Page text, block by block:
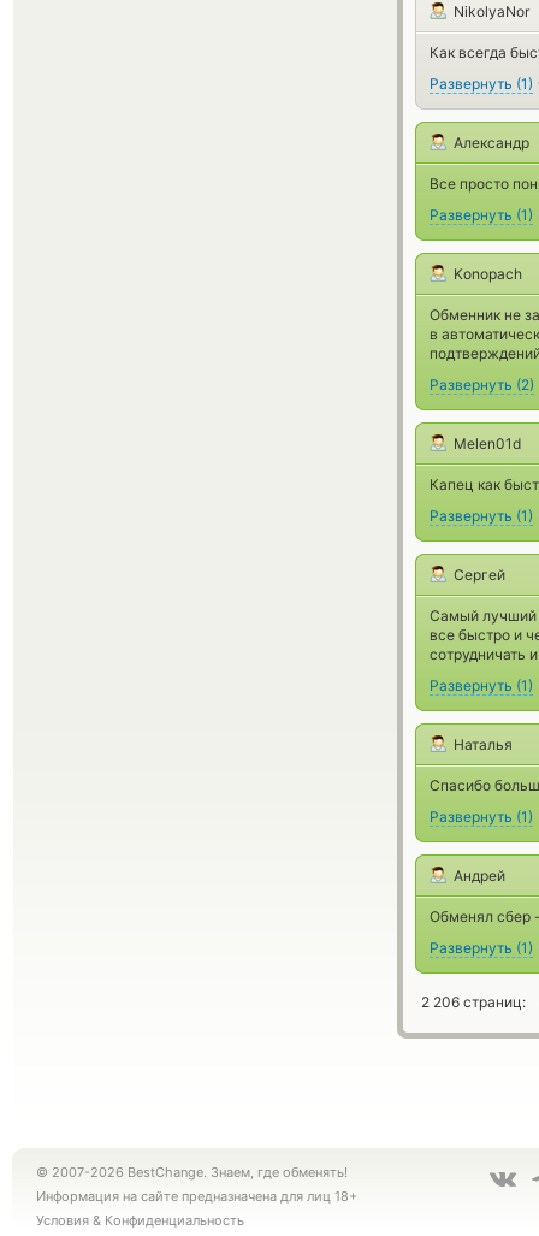
NikolyaNor
Как всегда
Развернуть (1)
Александр
Все просто
Развернуть (1)
Konopach
Обменник не
в
Развернуть (2)
Melen01d
Капец как
Развернуть (1)
Сергей
Самый лучший
все быстро и
сотрудничать
Развернуть (1)
Наталья
Спасибо
Развернуть (1)
Андрей
Обменял сбер
Развернуть (1)
2 206 страниц:
© 2007-2026 BestChange. Знаем, где обменять!
Информация на сайте предназначена для лиц 18+
Условия & Конфиденциальность